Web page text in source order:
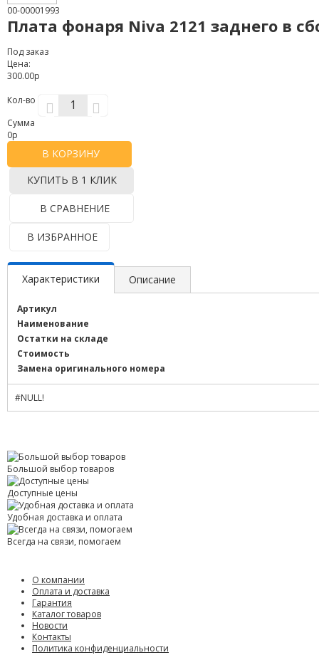
00-00001993
Плата фонаря Niva 2121 заднего в
Под заказ
Цена:
300.00р
Кол-во
Сумма
0р
В КОРЗИНУ
КУПИТЬ В 1 КЛИК
В СРАВНЕНИЕ
В ИЗБРАННОЕ
Характеристики Описание
Артикул
Наименование
Остатки на складе
Стоимость
Замена оригинального номера
#NULL!
Большой выбор товаров
Доступные цены
Удобная доставка и оплата
Всегда на связи, помогаем
О компании
Оплата и доставка
Гарантия
Каталог товаров
Новости
Контакты
Политика конфиденциальности